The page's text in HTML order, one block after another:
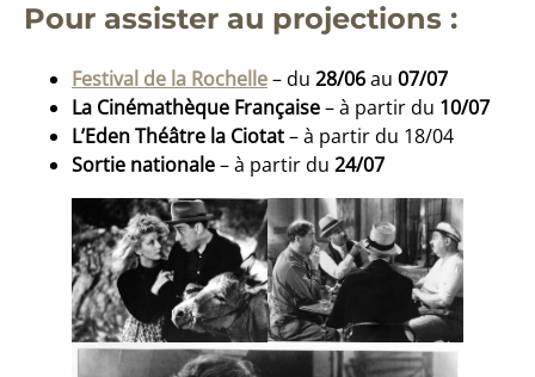
Pour assister au projections :
Festival de la Rochelle– du 28/06au 07/07
La Cinémathèque Française– à partir du 10/07
L’Eden Théâtre la Ciotat– à partir du 18/04
Sortie nationale– à partir du 24/07